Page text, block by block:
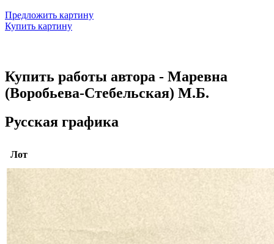
Предложить картину
Купить картину
Купить работы автора - Маревна
(Воробьева-Стебельская) М.Б.
Русская графика
Лот